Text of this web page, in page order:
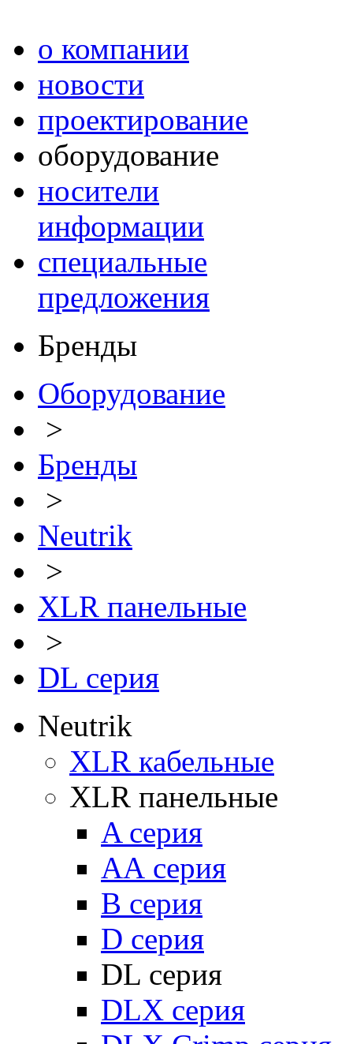
о компании
новости
проектирование
оборудование
носители
информации
специальные
предложения
Бренды
Оборудование
>
Бренды
>
Neutrik
>
XLR панельные
>
DL серия
Neutrik
XLR кабельные
XLR панельные
A серия
АА серия
B серия
D серия
DL серия
DLX серия